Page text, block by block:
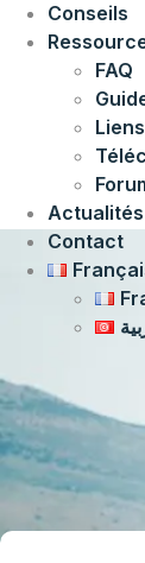
Conseils
FAQ
Actualités
Contact